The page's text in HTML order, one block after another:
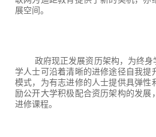
展空间。
政府现正发展资历架构，为终身
学人士可沿着清晰的进修途径自我提
模式，为有志进修的人士提供具弹性
励公开大学积极配合资历架构的发展
进修课程。